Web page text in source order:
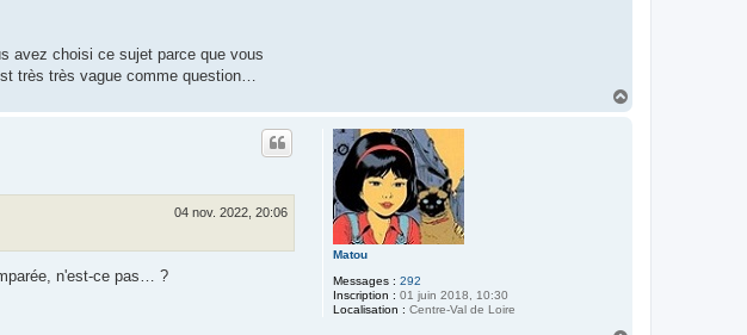
avez choisi ce sujet parce que vous
très très vague comme question…
Matou
Messages : 292
Inscription : 01 juin 2018, 10:30
Localisation : Centre-Val de Loire
04 nov. 2022, 20:06
n'est-ce pas… ?